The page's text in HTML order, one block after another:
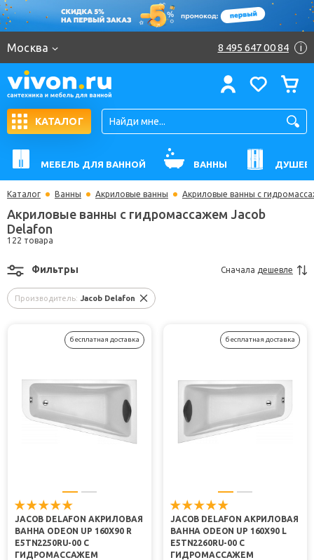
Москва 8 495 647 00 84 i
КАТАЛОГ
МЕБЕЛЬ ДЛЯ ВАННОЙ ВАННЫ
Каталог Ванны Акриловые ванны Акриловые ванны с
Акриловые ванны с гидромассажем Jacob
Delafon
122 товара
Производитель: Jacob Delafon
Фильтры Сначала дешевле
бесплатная доставка
JACOB DELAFON АКРИЛОВАЯ
ВАННА ODEON UP 160X90 R
E5TN2250RU-00 С
ГИДРОМАССАЖЕМ
бесплатная доставка
JACOB DELAFON АКРИЛОВАЯ
ВАННА ODEON UP 160X90 L
E5TN2260RU-00 С
ГИДРОМАССАЖЕМ